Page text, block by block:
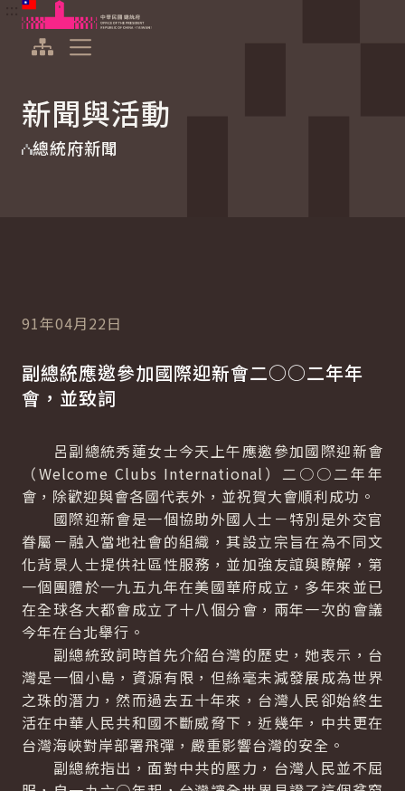
跳到主要內容
中華民國總統府
新聞與活動
總統府新聞
91年04月22日
副總統應邀參加國際迎新會二○○二年年
會，並致詞
呂副總統秀蓮女士今天上午應邀參加國際迎新會
（Welcome Clubs International）二○○二年年
會，除歡迎與會各國代表外，並祝賀大會順利成功。
國際迎新會是一個協助外國人士－特別是外交官
眷屬－融入當地社會的組織，其設立宗旨在為不同文
化背景人士提供社區性服務，並加強友誼與瞭解，第
一個團體於一九五九年在美國華府成立，多年來並已
在全球各大都會成立了十八個分會，兩年一次的會議
今年在台北舉行。
副總統致詞時首先介紹台灣的歷史，她表示，台
灣是一個小島，資源有限，但絲毫未減發展成為世界
之珠的潛力，然而過去五十年來，台灣人民卻始終生
活在中華人民共和國不斷威脅下，近幾年，中共更在
台灣海峽對岸部署飛彈，嚴重影響台灣的安全。
副總統指出，面對中共的壓力，台灣人民並不屈